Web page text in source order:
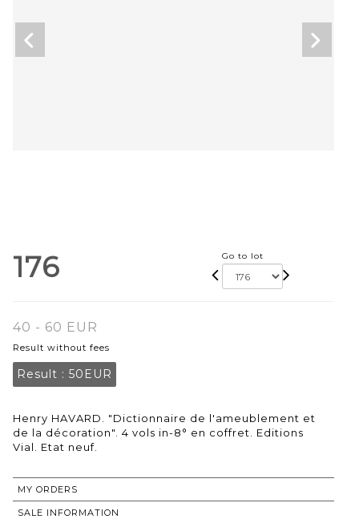
176 Go to lot
40 - 60 EUR
Result without fees
Result : 50EUR
Henry HAVARD. "Dictionnaire de l'ameublement et
de la décoration". 4 vols in-8° en coffret. Editions
Vial. Etat neuf.
MY ORDERS
SALE INFORMATION